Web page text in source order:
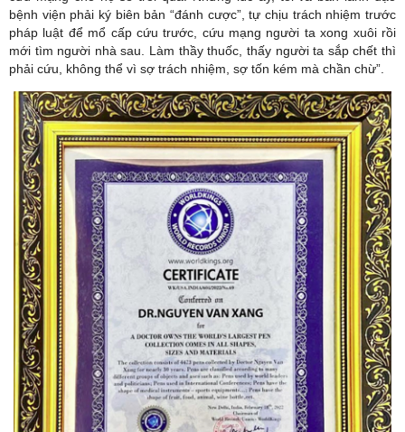
bệnh viện phải ký biên bản “đánh cược”, tự chịu trách nhiệm trước
pháp luật để mổ cấp cứu trước, cứu mạng người ta xong xuôi rồi
mới tìm người nhà sau. Làm thầy thuốc, thấy người ta sắp chết thì
phải cứu, không thể vì sợ trách nhiệm, sợ tốn kém mà chần chừ”.